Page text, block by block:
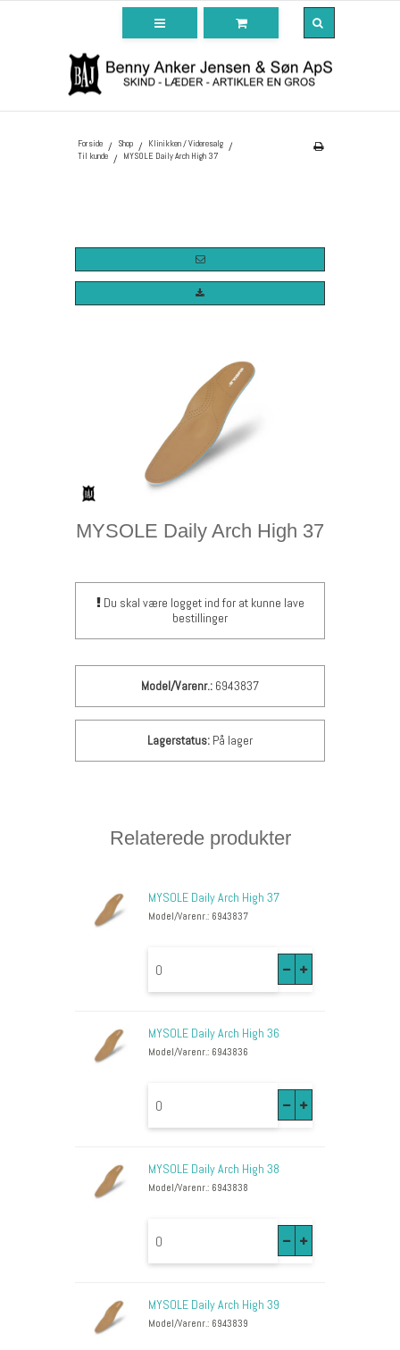
Forside / Shop / Klinikken / Videresalg /
Til kunde / MYSOLE Daily Arch High 37
MYSOLE Daily Arch High 37
Du skal være logget ind for at kunne lave
bestillinger
Model/Varenr.: 6943837
Lagerstatus: På lager
Relaterede produkter
MYSOLE Daily Arch High 37
Model/Varenr.: 6943837
MYSOLE Daily Arch High 36
Model/Varenr.: 6943836
MYSOLE Daily Arch High 38
Model/Varenr.: 6943838
MYSOLE Daily Arch High 39
Model/Varenr.: 6943839